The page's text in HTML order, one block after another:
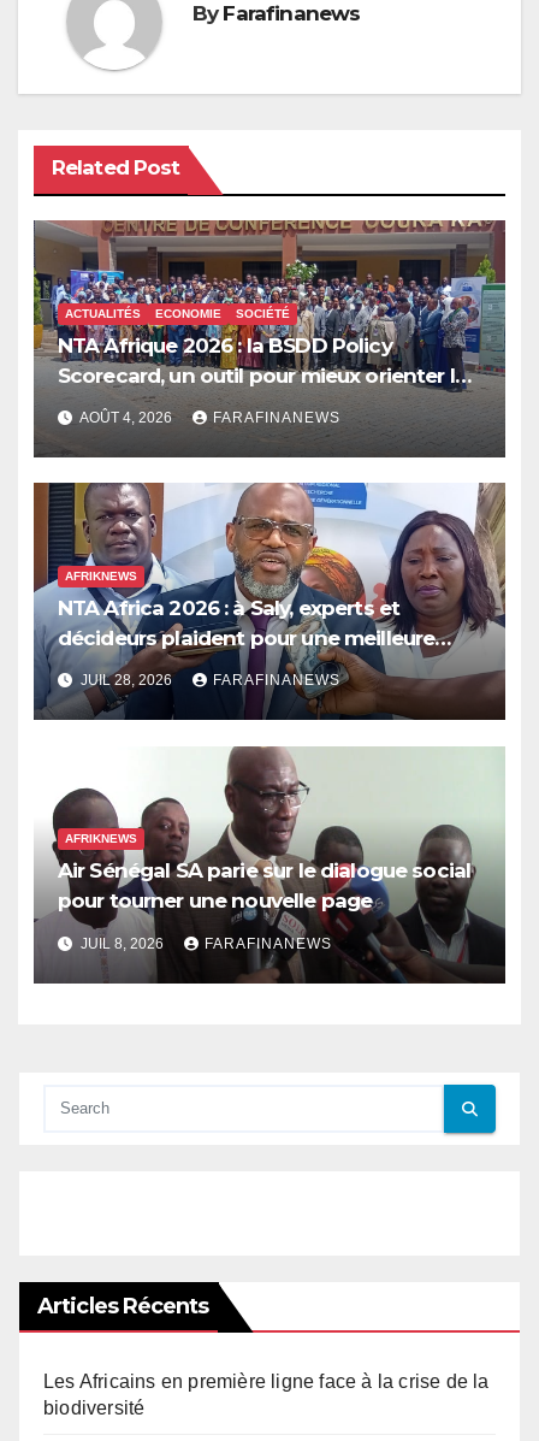
By Farafinanews
Related Post
ACTUALITÉS ECONOMIE SOCIÉTÉ
NTA Afrique 2026 : la BSDD Policy
Scorecard, un outil pour mieux orienter les
dépenses publiques
AOÛT 4, 2026 FARAFINANEWS
AFRIKNEWS
NTA Africa 2026 : à Saly, experts et
décideurs plaident pour une meilleure
prise en compte de l’économie des soins
en Afrique
JUIL 28, 2026 FARAFINANEWS
AFRIKNEWS
Air Sénégal SA parie sur le dialogue social
pour tourner une nouvelle page
JUIL 8, 2026 FARAFINANEWS
Articles Récents
Les Africains en première ligne face à la crise de la
biodiversité